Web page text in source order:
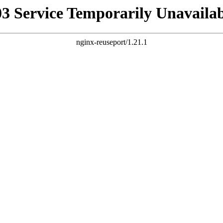
Service Temporarily
nginx-reuseport/1.21.1